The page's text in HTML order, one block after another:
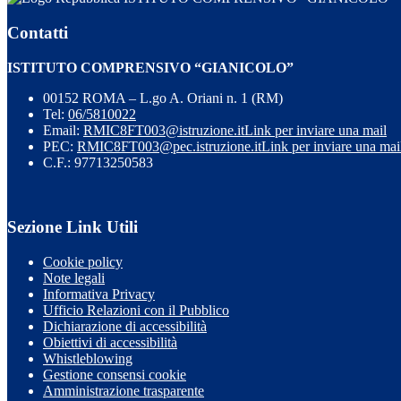
Contatti
ISTITUTO COMPRENSIVO “GIANICOLO”
00152 ROMA – L.go A. Oriani n. 1 (RM)
Tel: 06/5810022
Email: RMIC8FT003@istruzione.itLink per inviare una mail
PEC: RMIC8FT003@pec.istruzione.itLink per inviare una
C.F.: 97713250583
Sezione Link Utili
Cookie policy
Note legali
Informativa Privacy
Ufficio Relazioni con il Pubblico
Dichiarazione di accessibilità
Obiettivi di accessibilità
Whistleblowing
Gestione consensi cookie
Amministrazione trasparente